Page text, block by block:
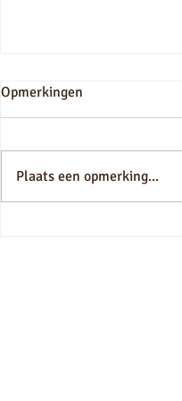
Opmerkingen
Plaats een opmerking...